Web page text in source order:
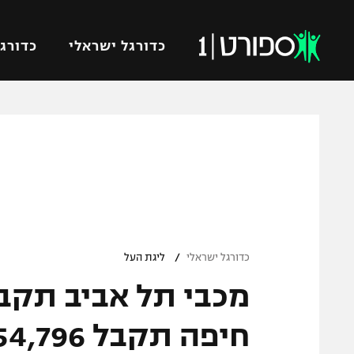
כדורגל ישראלי
ברחבה
"מעל הליגה" – פודקאסט
"מחצית בשכונה" – פודקאסט
מכבי
כדורגל ישראלי / ליגת העל
חיפה תקבל 1,554,796 ש"ח